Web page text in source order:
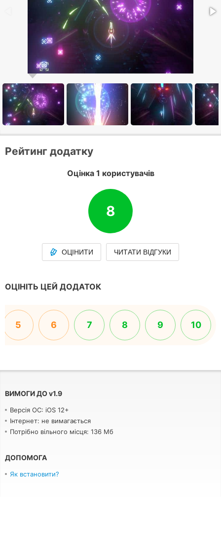
Рейтинг додатку
Оцінка 1 користувачів
8
ОЦІНИТИ ЧИТАТИ ВІДГУКИ
ОЦІНІТЬ ЦЕЙ ДОДАТОК
5 6 7 8 9 10
ВИМОГИ ДОv1.9
Версія ОС: iOS 12+
Інтернет: не вимагається
Потрібно вільного місця: 136 Мб
ДОПОМОГА
Як встановити?